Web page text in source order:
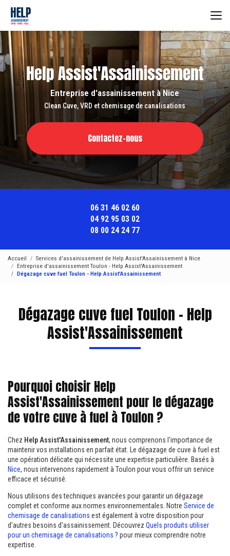
contenu
principal
Entreprise d'assainissement à Nice
Clean Cuve, VRD et chemisage de canalisations
Contactez-nous
06 31 46 02 60
04 92 95 03 02
08 00 24 24 77
Accueil
Services d'assainissement de Help Assist'Assainissement à Nice
Entreprise d'assainissement Toulon - Help Assist'Assainissement
Dégazage cuve fuel Toulon - Help Assist'Assainissement
Dégazage cuve fuel Toulon - Help
Assist'Assainissement
Pourquoi choisir Help
Assist'Assainissement pour le dégazage
de votre cuve à fuel à Toulon ?
Chez Help Assist'Assainissement, nous comprenons l'importance de
maintenir vos installations en parfait état. Le dégazage de cuve à fuel est
une opération délicate qui nécessite une expertise particulière. Basés à
Nice, nous intervenons rapidement à Toulon pour vous offrir un service
efficace et sécurisé.
Nous utilisons des techniques avancées pour garantir un dégazage
complet et conforme aux normes environnementales. Notre Service de
chemisage de canalisations est également à votre disposition pour
d'autres besoins d'assainissement. Découvrez Quels produits utiliser
pour un chemisage de canalisations ? pour mieux comprendre notre
expertise.